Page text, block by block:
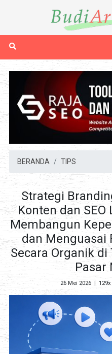
BERANDA TIPS
Strategi
Konten dan SEO
Membangun
dan Menguasai
Secara Organik
Pasar
26 Mei 2026 129x